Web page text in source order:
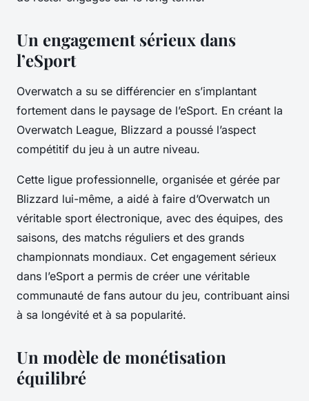
Un engagement sérieux dans
l’eSport
Overwatch a su se différencier en s’implantant
fortement dans le paysage de l’eSport. En créant la
Overwatch League, Blizzard a poussé l’aspect
compétitif du jeu à un autre niveau.
Cette ligue professionnelle, organisée et gérée par
Blizzard lui-même, a aidé à faire d’Overwatch un
véritable sport électronique, avec des équipes, des
saisons, des matchs réguliers et des grands
championnats mondiaux. Cet engagement sérieux
dans l’eSport a permis de créer une véritable
communauté de fans autour du jeu, contribuant ainsi
à sa longévité et à sa popularité.
Un modèle de monétisation
équilibré